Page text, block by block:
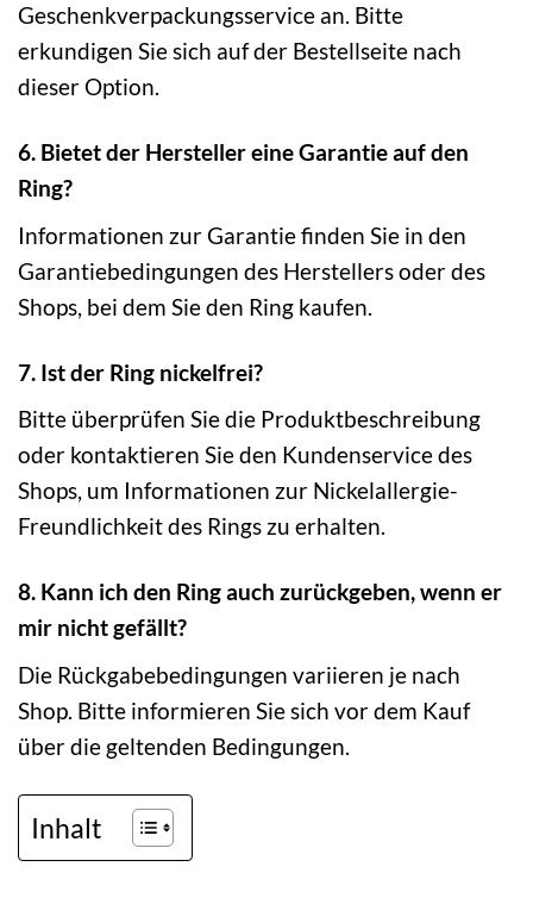
Geschenkverpackungsservice an. Bitte
erkundigen Sie sich auf der Bestellseite nach
dieser Option.
6. Bietet der Hersteller eine Garantie auf den
Ring?
Informationen zur Garantie finden Sie in den
Garantiebedingungen des Herstellers oder des
Shops, bei dem Sie den Ring kaufen.
7. Ist der Ring nickelfrei?
Bitte überprüfen Sie die Produktbeschreibung
oder kontaktieren Sie den Kundenservice des
Shops, um Informationen zur Nickelallergie-
Freundlichkeit des Rings zu erhalten.
8. Kann ich den Ring auch zurückgeben, wenn er
mir nicht gefällt?
Die Rückgabebedingungen variieren je nach
Shop. Bitte informieren Sie sich vor dem Kauf
über die geltenden Bedingungen.
Inhalt